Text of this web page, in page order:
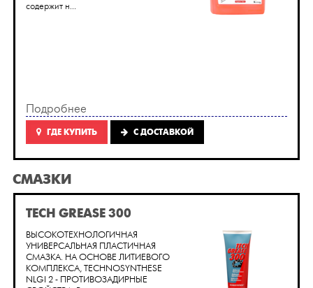
содержит н...
Подробнее
ГДЕ КУПИТЬ C ДОСТАВКОЙ
СМАЗКИ
TECH GREASE 300
ВЫСОКОТЕХНОЛОГИЧНАЯ
УНИВЕРСАЛЬНАЯ ПЛАСТИЧНАЯ
СМАЗКА. НА ОСНОВЕ ЛИТИЕВОГО
КОМПЛЕКСА, TECHNOSYNTHESE
NLGI 2 - ПРОТИВОЗАДИРНЫЕ